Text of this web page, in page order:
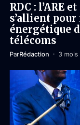
RDC : l’ARE
s’allient
énergétique
télécoms
ParRédaction 3 mois